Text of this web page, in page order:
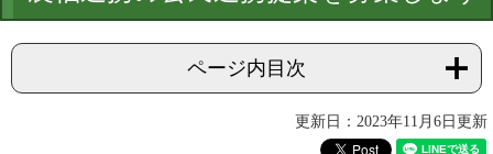
ページ内目次
更新日：2023年11月6日更新